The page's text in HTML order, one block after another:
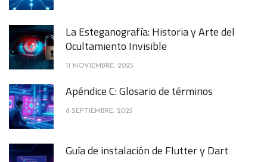
La Esteganografía: Historia y Arte del
Ocultamiento Invisible
11 NOVIEMBRE, 2025
Apéndice C: Glosario de términos
8 SEPTIEMBRE, 2025
Guía de instalación de Flutter y Dart